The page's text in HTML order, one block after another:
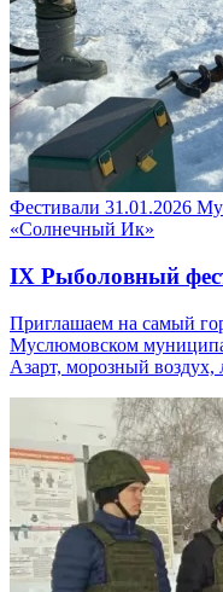
Фестивали 31.01.2026
«Солнечный Ик»
IX Рыболовный
Приглашаем на самый
Муслюмовском
Азарт, морозный